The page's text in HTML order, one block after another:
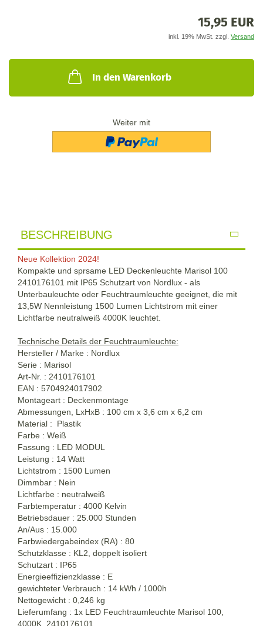
15,95 EUR
inkl. 19% MwSt. zzgl. Versand
In den Warenkorb
Weiter mit
BESCHREIBUNG
Neue Kollektion 2024!
Kompakte und sprsame LED Deckenleuchte Marisol 100
2410176101 mit IP65 Schutzart von Nordlux - als
Unterbauleuchte oder Feuchtraumleuchte geeignet, die mit
13,5W Nennleistung 1500 Lumen Lichtstrom mit einer
Lichtfarbe neutralweiß 4000K leuchtet.
Technische Details der Feuchtraumleuchte:
Hersteller / Marke : Nordlux
Serie : Marisol
Art-Nr. : 2410176101
EAN : 5704924017902
Montageart : Deckenmontage
Abmessungen, LxHxB : 100 cm x 3,6 cm x 6,2 cm
Material : Plastik
Farbe : Weiß
Fassung : LED MODUL
Leistung : 14 Watt
Lichtstrom : 1500 Lumen
Dimmbar : Nein
Lichtfarbe : neutralweiß
Farbtemperatur : 4000 Kelvin
Betriebsdauer : 25.000 Stunden
An/Aus : 15.000
Farbwiedergabeindex (RA) : 80
Schutzklasse : KL2, doppelt isoliert
Schutzart : IP65
Energieeffizienzklasse : E
gewichteter Verbrauch : 14 kWh / 1000h
Nettogewicht : 0,246 kg
Lieferumfang : 1x LED Feuchtraumleuchte Marisol 100,
4000K, 2410176101